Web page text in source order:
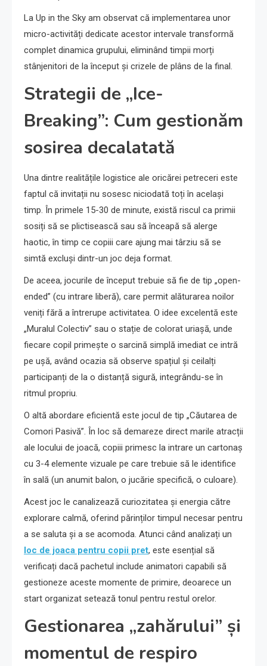
La Up in the Sky am observat că implementarea unor
micro-activități dedicate acestor intervale transformă
complet dinamica grupului, eliminând timpii morți
stânjenitori de la început și crizele de plâns de la final.
Strategii de „Ice-
Breaking”: Cum gestionăm
sosirea decalatată
Una dintre realitățile logistice ale oricărei petreceri este
faptul că invitații nu sosesc niciodată toți în același
timp. În primele 15-30 de minute, există riscul ca primii
sosiți să se plictisească sau să înceapă să alerge
haotic, în timp ce copiii care ajung mai târziu să se
simtă excluși dintr-un joc deja format.
De aceea, jocurile de început trebuie să fie de tip „open-
ended” (cu intrare liberă), care permit alăturarea noilor
veniți fără a întrerupe activitatea. O idee excelentă este
„Muralul Colectiv” sau o stație de colorat uriașă, unde
fiecare copil primește o sarcină simplă imediat ce intră
pe ușă, având ocazia să observe spațiul și ceilalți
participanți de la o distanță sigură, integrându-se în
ritmul propriu.
O altă abordare eficientă este jocul de tip „Căutarea de
Comori Pasivă”. În loc să demareze direct marile atracții
ale locului de joacă, copiii primesc la intrare un cartonaș
cu 3-4 elemente vizuale pe care trebuie să le identifice
în sală (un anumit balon, o jucărie specifică, o culoare).
Acest joc le canalizează curiozitatea și energia către
explorare calmă, oferind părinților timpul necesar pentru
a se saluta și a se acomoda. Atunci când analizați un
loc de joaca pentru copii pret, este esențial să
verificați dacă pachetul include animatori capabili să
gestioneze aceste momente de primire, deoarece un
start organizat setează tonul pentru restul orelor.
Gestionarea „zahărului” și
momentul de respiro